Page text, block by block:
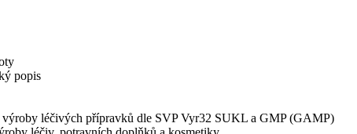
popis
výroby léčivých přípravků dle SVP Vyr32 SUKL a GMP (GAMP)